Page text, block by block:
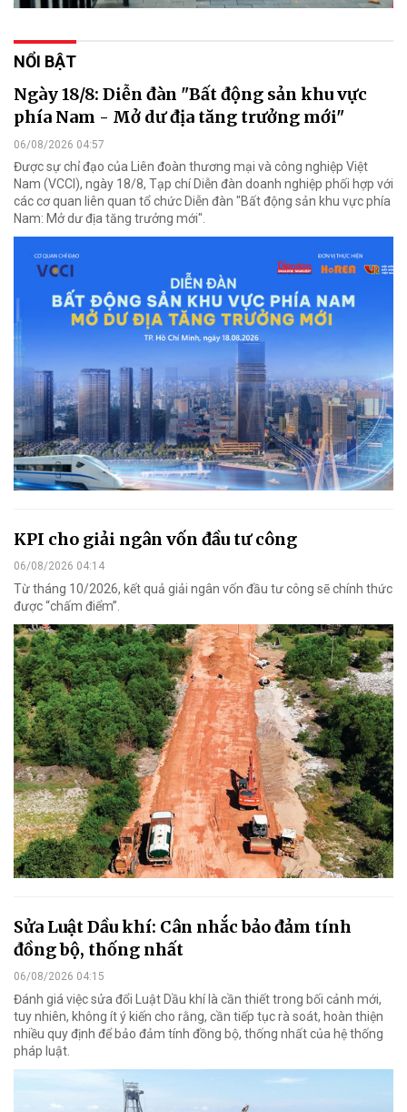
NỔI BẬT
Ngày 18/8: Diễn đàn "Bất động sản khu vực
phía Nam - Mở dư địa tăng trưởng mới"
06/08/2026 04:57
Được sự chỉ đạo của Liên đoàn thương mại và công nghiệp Việt
Nam (VCCI), ngày 18/8, Tạp chí Diễn đàn doanh nghiệp phối hợp với
các cơ quan liên quan tổ chức Diễn đàn "Bất động sản khu vực phía
Nam: Mở dư địa tăng trưởng mới".
KPI cho giải ngân vốn đầu tư công
06/08/2026 04:14
Từ tháng 10/2026, kết quả giải ngân vốn đầu tư công sẽ chính thức
được “chấm điểm”.
Sửa Luật Dầu khí: Cân nhắc bảo đảm tính
đồng bộ, thống nhất
06/08/2026 04:15
Đánh giá việc sửa đổi Luật Dầu khí là cần thiết trong bối cảnh mới,
tuy nhiên, không ít ý kiến cho rằng, cần tiếp tục rà soát, hoàn thiện
nhiều quy định để bảo đảm tính đồng bộ, thống nhất của hệ thống
pháp luật.